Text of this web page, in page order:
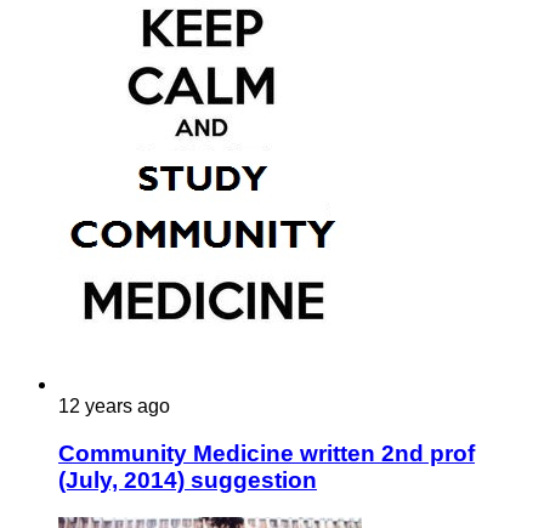
12 years ago
Community Medicine written 2nd prof
(July, 2014) suggestion